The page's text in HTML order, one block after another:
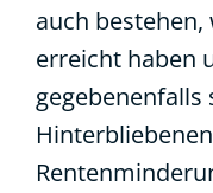
auch bestehen,
erreicht haben
gegebenenfalls